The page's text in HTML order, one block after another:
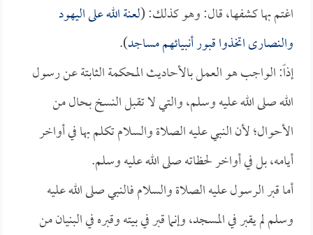
اغتم بها كشفها، قال: وهو كذلك: (لعنة الله على اليهود
والنصارى اتخذوا قبور أنبيائهم مساجد).
إذاً: الواجب هو العمل بالأحاديث المحكمة الثابتة عن رسول
الله صلى الله عليه وسلم، والتي لا تقبل النسخ بحال من
الأحوال؛ لأن النبي عليه الصلاة والسلام تكلم بها في أواخر
أيامه، بل في أواخر لحظاته صلى الله عليه وسلم.
أما قبر الرسول عليه الصلاة والسلام فالنبي صلى الله عليه
وسلم لم يقبر في المسجد، وإنما قبر في بيته وقبره في البنيان من